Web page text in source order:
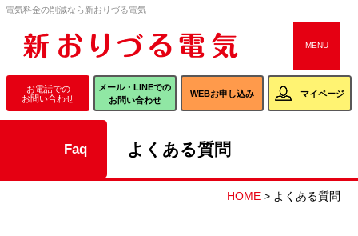
お問い合わせ
WEBお申し込み
新おりづる電気
新おりづる電気
ORIZURU光
について
電気料金の削減なら新おりづる電気
MENU
お電話での
お問い合わせ
メール・LINEでの
お問い合わせ
WEBお申し込み マイページ
faq よくある質問
HOME> よくある質問